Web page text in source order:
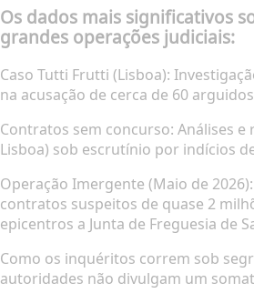
Os dados mais significativos
grandes operações judiciais:
Caso Tutti Frutti (Lisboa):
na acusação de cerca de 60
Contratos sem concurso:Análises
Lisboa) sob escrutínio por indícios
Operação Imergente (Maio de 2026):
contratos suspeitos de quase 2
epicentros a Junta de Freguesia de
Como os inquéritos correm sob
autoridades não divulgam um